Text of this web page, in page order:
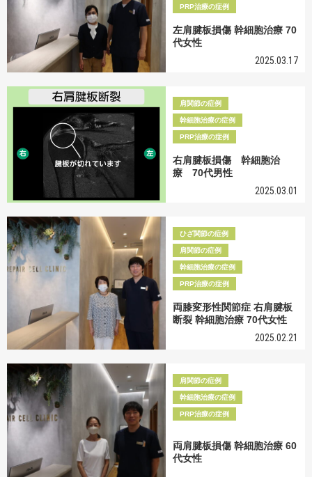
PRP治療の症例
左肩腱板損傷 幹細胞治療 70
代女性
2025.03.17
肩関節の症例
幹細胞治療の症例
PRP治療の症例
右肩腱板損傷 幹細胞治
療 70代男性
2025.03.01
ひざ関節の症例
肩関節の症例
幹細胞治療の症例
PRP治療の症例
両膝変形性関節症 右肩腱板
断裂 幹細胞治療 70代女性
2025.02.21
肩関節の症例
幹細胞治療の症例
PRP治療の症例
両肩腱板損傷 幹細胞治療 60
代女性